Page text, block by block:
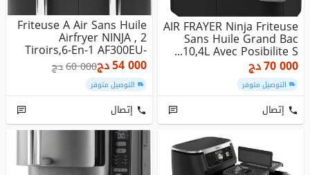
AIR FRAYER Ninja Friteuse
Sans Huile Grand Bac
10,4L Avec Posibilite S...
70 000دج
التوصيل متوفر
إتصال
Friteuse A Air Sans Huile
Airfryer NINJA , 2
Tiroirs,6-En-1 AF300EU-
7...
54 000دج60 000دج
التوصيل متوفر
إتصال